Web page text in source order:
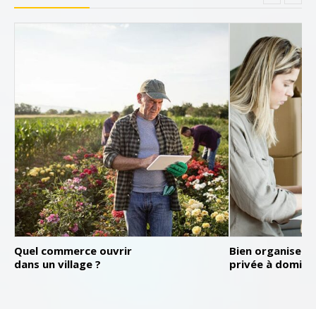
Quel commerce ouvrir
dans un village ?
Bien organiser
privée à